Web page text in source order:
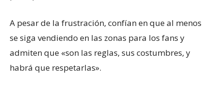
A pesar de la frustración, confían en que al menos
se siga vendiendo en las zonas para los fans y
admiten que «son las reglas, sus costumbres, y
habrá que respetarlas».